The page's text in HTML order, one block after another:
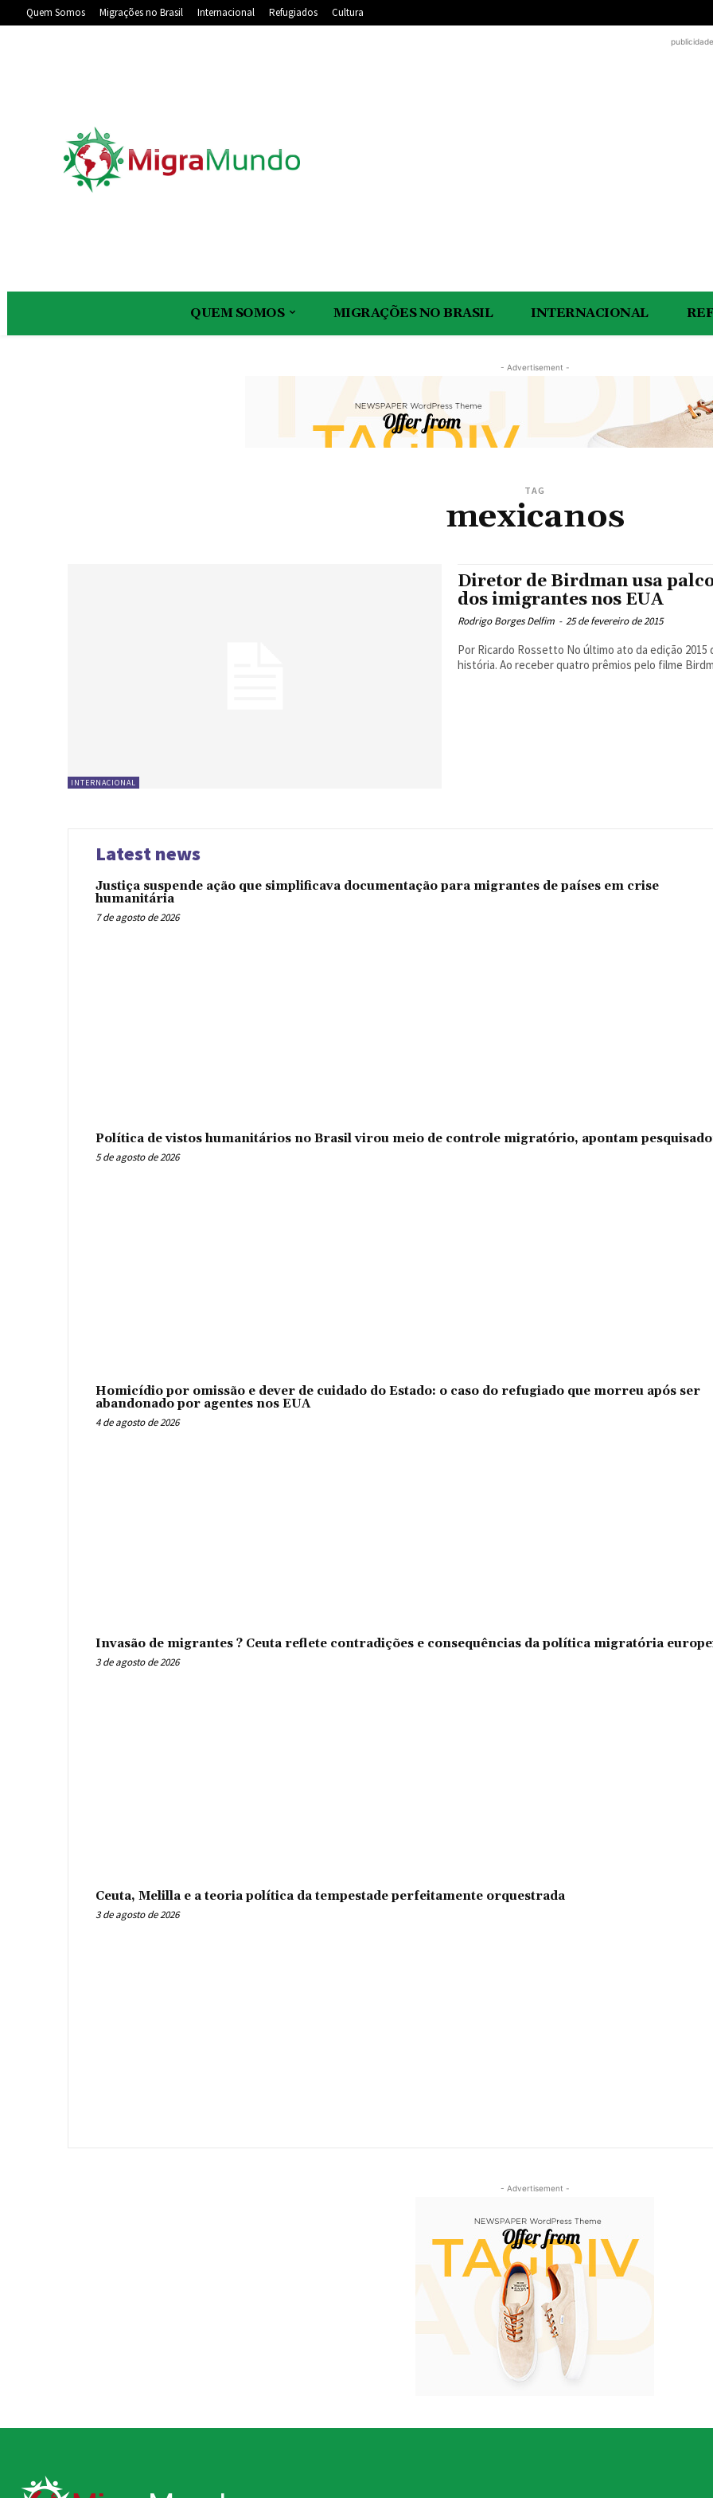
Quem Somos Migrações no Brasil Internacional Refugiados Cultura
QUEM SOMOS MIGRAÇÕES NO BRASIL INTERNACIONAL
- Advertisement -
TAG
mexicanos
INTERNACIONAL
Diretor de Birdman usa
dos imigrantes nos EUA
Rodrigo Borges Delfim - 25 de fevereiro de 2015
Por Ricardo Rossetto No último ato da edição 2015 do Oscar, o mexicano Alejandro Gonzáles Iñárritu fez
história. Ao receber quatro prêmios pelo filme
Latest news
Justiça suspende ação que simplificava documentação para migrantes de países em crise
humanitária
7 de agosto de 2026
Política de vistos humanitários no Brasil virou meio de controle migratório, apontam
5 de agosto de 2026
Homicídio por omissão e dever de cuidado do Estado: o caso do refugiado que morreu após ser
abandonado por agentes nos EUA
4 de agosto de 2026
Invasão de migrantes ? Ceuta reflete contradições e consequências da política migratória
3 de agosto de 2026
Ceuta, Melilla e a teoria política da tempestade perfeitamente orquestrada
3 de agosto de 2026
- Advertisement -